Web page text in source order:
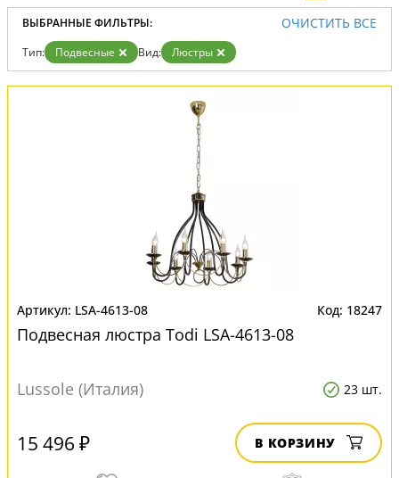
ВЫБРАННЫЕ ФИЛЬТРЫ: ОЧИСТИТЬ ВСЕ
Тип: Подвесные Вид: Люстры
LSA-4613-08 18247
Подвесная люстра Todi LSA-4613-08
Lussole (Италия) 23 шт.
15 496 ₽ В КОРЗИНУ